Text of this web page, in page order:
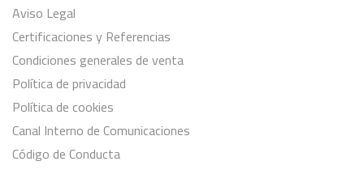
Aviso Legal
Certificaciones y Referencias
Condiciones generales de venta
Política de privacidad
Política de cookies
Canal Interno de Comunicaciones
Código de Conducta